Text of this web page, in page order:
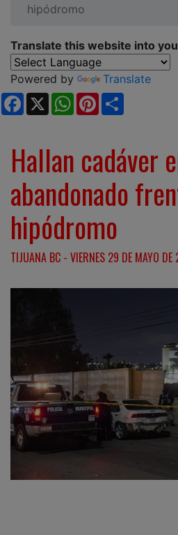
hipódromo
Translate this website into
Powered by
Translate
Facebook
X WhatsApp
Pinterest
Hallan cadáver
abandonado
hipódromo
TIJUANA BC - VIERNES 29 DE MAYO